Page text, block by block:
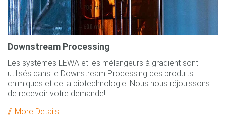
Downstream Processing
Les systèmes LEWA et les mélangeurs à gradient sont
utilisés dans le Downstream Processing des produits
chimiques et de la biotechnologie. Nous nous réjouissons
de recevoir votre demande!
More Details